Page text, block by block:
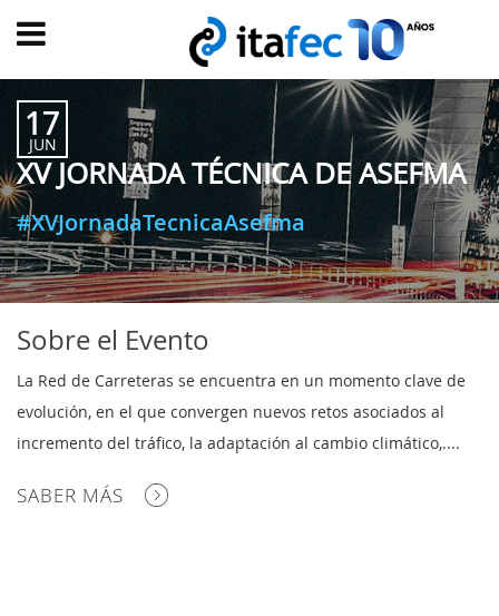
Main
INICIO
EVOLUCIÓN
EVENTOS
WATCH
NOW
TRANSFORMACIÓN
EXPERIENCE
17
JUN
XV JORNADA TÉCNICA DE ASEFMA
#XVJornadaTecnicaAsefma
Sobre el Evento
La Red de Carreteras se encuentra en un momento clave de
evolución, en el que convergen nuevos retos asociados al
incremento del tráfico, la adaptación al cambio climático,....
SABER MÁS